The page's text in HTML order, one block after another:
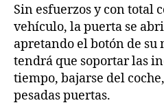
Sin esfuerzos y con total
vehículo, la puerta se
apretando el botón de su
tendrá que soportar las
tiempo, bajarse del
pesadas puertas.